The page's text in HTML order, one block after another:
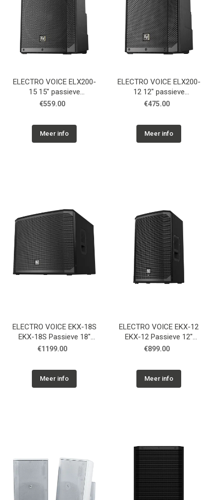
ELECTRO VOICE ELX200-
15 15" passieve
luidspreker, zwart
€559.00
Meer info
ELECTRO VOICE ELX200-
12 12" passieve
luidspreker, zwart
€475.00
Meer info
ELECTRO VOICE EKX-18S
EKX-18S Passieve 18"
subwoofer
€1199.00
Meer info
ELECTRO VOICE EKX-12
EKX-12 Passieve 12"
luidspreker
€899.00
Meer info